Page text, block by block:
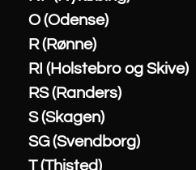
O (Odense)
R (Rønne)
RI (Holstebro og Skive)
RS (Randers)
S (Skagen)
SG (Svendborg)
T (Thisted)